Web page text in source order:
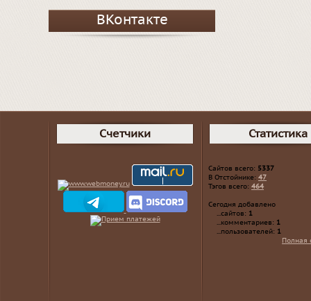
ВКонтакте
Счетчики Статистика
Сайтов всего: 5337
В Отстойнике: 47
Тэгов всего: 464
Сегодня добавлено
...сайтов: 1
...комментариев: 1
...пользователей: 1
Полная